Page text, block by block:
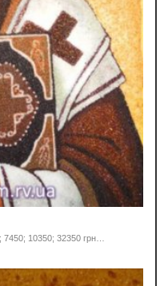
7450; 10350; 32350 грн…